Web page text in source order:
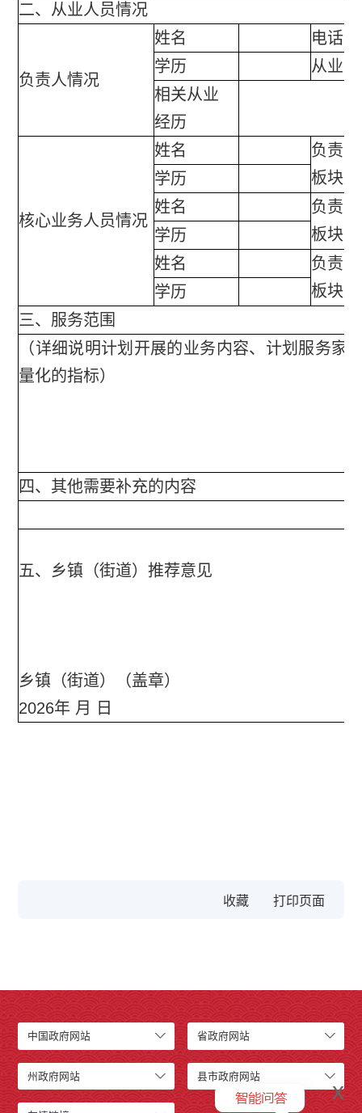
二、从业人员情况
负责人情况
姓名
电话
学历
从业
相关从业
经历
核心业务人员情况
姓名
负责
板块
学历
姓名
负责
板块
学历
姓名
负责
板块
学历
三、服务范围
（详细说明计划开展的业务内容、计划服务家
量化的指标）
四、其他需要补充的内容
五、 乡镇（街道）推荐意见
乡镇（街道）（盖章）
2026年 月 日
收藏
中国政府网站 省政府网站
州政府网站 县市政府网站
x